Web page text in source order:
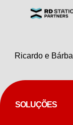
Ricardo e
SOLUÇÕES